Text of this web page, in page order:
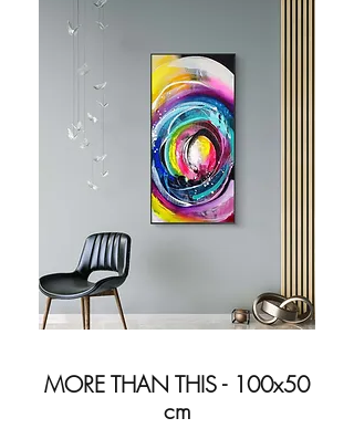
MORE THAN THIS - 100x50
cm